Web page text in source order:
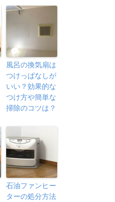
風呂の換気扇は
つけっぱなしが
いい？効果的な
つけ方や簡単な
掃除のコツは？
石油ファンヒー
ターの処分方法